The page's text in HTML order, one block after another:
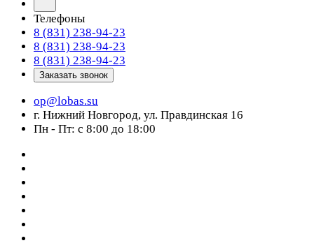
Телефоны
8 (831) 238-94-23
8 (831) 238-94-23
8 (831) 238-94-23
Заказать звонок
op@lobas.su
г. Нижний Новгород, ул. Правдинская 16
Пн - Пт: с 8:00 до 18:00